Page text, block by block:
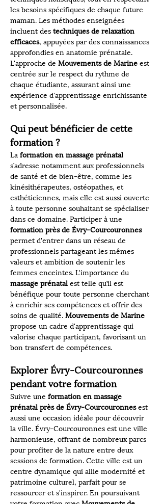
les besoins spécifiques de chaque future
maman. Les méthodes enseignées
incluent des techniques de relaxation
efficaces, appuyées par des connaissances
approfondies en anatomie prénatale.
L'approche de Mouvements de Marine est
centrée sur le respect du rythme de
chaque étudiante, assurant ainsi une
expérience d'apprentissage enrichissante
et personnalisée.
Qui peut bénéficier de cette
formation ?
La formation en massage prénatal
s’adresse notamment aux professionnels
de santé et de bien-être, comme les
kinésithérapeutes, ostéopathes, et
esthéticiennes, mais elle est aussi ouverte
à toute personne souhaitant se spécialiser
dans ce domaine. Participer à une
formation près de Évry-Courcouronnes
permet d'entrer dans un réseau de
professionnels partageant les mêmes
valeurs et ambition de soutenir les
femmes enceintes. L'importance du
massage prénatal est telle qu’il est
bénéfique pour toute personne cherchant
à enrichir ses compétences et offrir des
soins de qualité. Mouvements de Marine
propose un cadre d'apprentissage qui
valorise chaque participant, favorisant un
bon transfert de compétences.
Explorer Évry-Courcouronnes
pendant votre formation
Suivre une formation en massage
prénatal près de Évry-Courcouronnes est
aussi une occasion idéale pour découvrir
la ville. Évry-Courcouronnes est une ville
harmonieuse, offrant de nombreux parcs
pour profiter de la nature entre deux
sessions de formation. Cette ville est un
centre dynamique qui allie modernité et
patrimoine culturel, parfait pour se
ressourcer et s'inspirer. En poursuivant